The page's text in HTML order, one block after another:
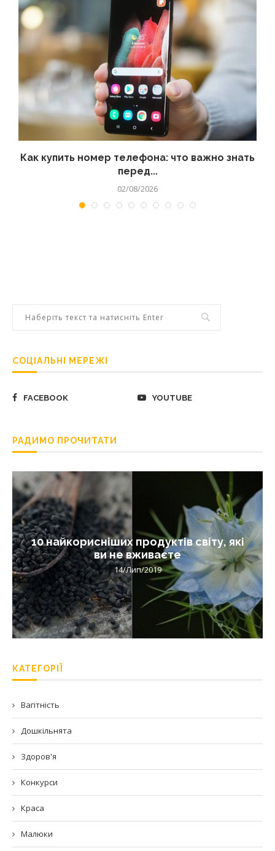
Как купить номер телефона: что важно знать
перед...
02/08/2026
СОЦІАЛЬНІ МЕРЕЖІ
FACEBOOK YOUTUBE
РАДИМО ПРОЧИТАТИ
10 найкорисніших продуктів світу, які
ви не вживаєте
14/Лип/2019
КАТЕГОРІЇ
Вагітність
Дошкільнята
Здоров'я
Конкурси
Краса
Малюки